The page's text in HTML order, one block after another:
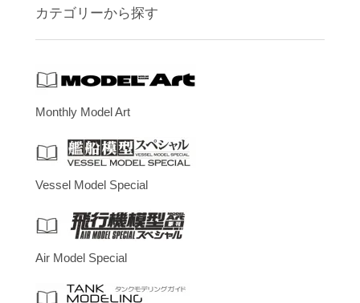
カテゴリーから探す
Monthly Model Art
Vessel Model Special
Air Model Special